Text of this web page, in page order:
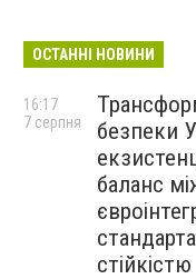
ОСТАННІ НОВИНИ
безпеки
баланс
стійкістю
16:17
7 серпня